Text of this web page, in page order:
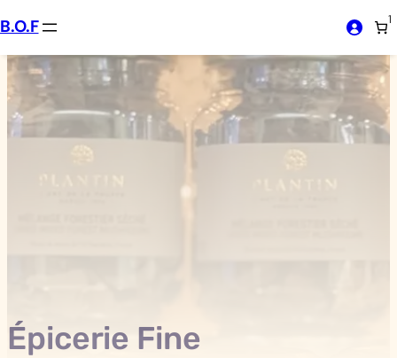
Aller
au
contenu
B.O.F 1
Épicerie Fine